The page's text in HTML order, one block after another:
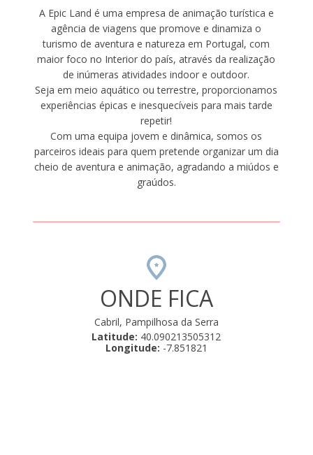
A Epic Land é uma empresa de animação turística e
agência de viagens que promove e dinamiza o
turismo de aventura e natureza em Portugal, com
maior foco no Interior do país, através da realização
de inúmeras atividades indoor e outdoor.
Seja em meio aquático ou terrestre, proporcionamos
experiências épicas e inesquecíveis para mais tarde
repetir!
Com uma equipa jovem e dinâmica, somos os
parceiros ideais para quem pretende organizar um dia
cheio de aventura e animação, agradando a miúdos e
graúdos.
ONDE FICA
Cabril, Pampilhosa da Serra
Latitude: 40.090213505312
Longitude: -7.851821